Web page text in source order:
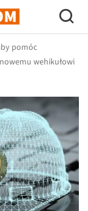
pomóc
wehikułowi